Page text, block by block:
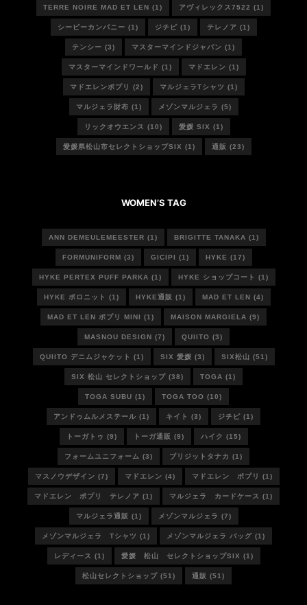
TERRE NOIRE MAD ET LEN (1) アヴィレックス7522 (1)
シーピーカンパニー (1) ジチピ (1) テレノア (1)
テンシー (3) マスターマインドジャパン (1)
マスターマインドワールド (1) マドエレン (1)
マドエレンポプリ (2) マルジェラTシャツ (1)
マルジェラ財布 (1) メゾンマルジェラ (5)
リックオウエンス (10) 愛媛 SIX (1)
愛媛県松山市セレクトショップSIX (1) 通販 (23)
WOMEN’S TAG
ANN DEMEULEMEESTER (1) BRIGITTE TANAKA (1)
FORMUNIFORM (3) GICIPI (1) HYKE (17)
HYKE PERTEX PUFF PARKA (1) HYKE ショップコート (1)
HYKE ポロニット (1) HYKE通販 (1) MAD ET LEN (4)
MAD ET LEN ポプリ MINI (1) MAISON MARGIELA (9)
MASNOU DESIGN (7) QUIITO (3)
QUIITO デニムジャケット (1) SIX 愛媛 (3) SIX松山 (51)
SIX 松山 セレクトショップ (38) TOGA (1)
TOGA SUBU (1) TOGA TOO (10)
アンドゥムルメステール (1) キイト (3) ジチピ (1)
トーガトゥ (9) トーガ通販 (9) ハイク (15)
フォームユニフォーム (3) ブリジットタナカ (1)
マスノウデザイン (7) マドエレン (4) マドエレン ポプリ (1)
マドエレン ポプリ テレノア (1) マルジェラ カードケース (1)
マルジェラ通販 (1) メゾンマルジェラ (7)
メゾンマルジェラ Tシャツ (1) メゾンマルジェラ バッグ (1)
レディース (1) 愛媛 松山 セレクトショップSIX (1)
松山セレクトショップ (51) 通販 (51)